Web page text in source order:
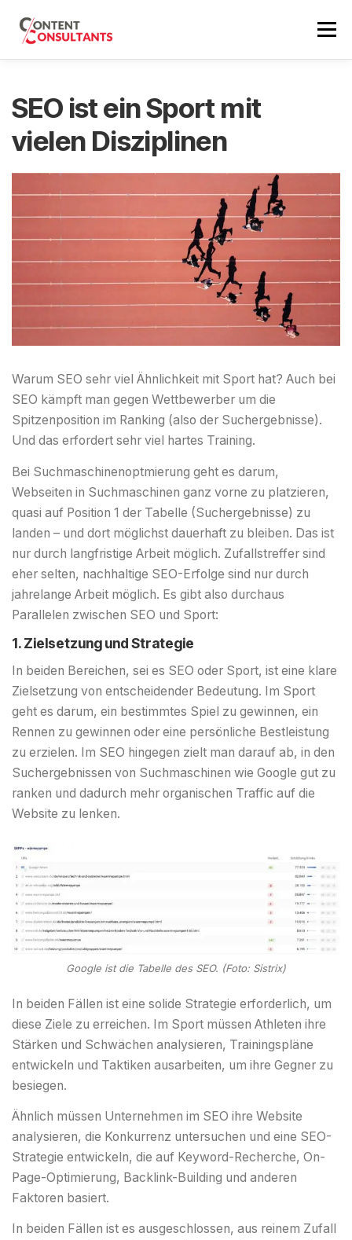
Inhalt
springen
Menü
ÜBER MICH SEO NEWS ERSTGESPRÄCH
SEO ist ein Sport mit
vielen Disziplinen
Warum SEO sehr viel Ähnlichkeit mit Sport hat? Auch bei
SEO kämpft man gegen Wettbewerber um die
Spitzenposition im Ranking (also der Suchergebnisse).
Und das erfordert sehr viel hartes Training.
Bei Suchmaschinenoptmierung geht es darum,
Webseiten in Suchmaschinen ganz vorne zu platzieren,
quasi auf Position 1 der Tabelle (Suchergebnisse) zu
landen – und dort möglichst dauerhaft zu bleiben. Das ist
nur durch langfristige Arbeit möglich. Zufallstreffer sind
eher selten, nachhaltige SEO-Erfolge sind nur durch
jahrelange Arbeit möglich. Es gibt also durchaus
Parallelen zwischen SEO und Sport:
1. Zielsetzung und Strategie
In beiden Bereichen, sei es SEO oder Sport, ist eine klare
Zielsetzung von entscheidender Bedeutung. Im Sport
geht es darum, ein bestimmtes Spiel zu gewinnen, ein
Rennen zu gewinnen oder eine persönliche Bestleistung
zu erzielen. Im SEO hingegen zielt man darauf ab, in den
Suchergebnissen von Suchmaschinen wie Google gut zu
ranken und dadurch mehr organischen Traffic auf die
Website zu lenken.
Google ist die Tabelle des SEO. (Foto: Sistrix)
In beiden Fällen ist eine solide Strategie erforderlich, um
diese Ziele zu erreichen. Im Sport müssen Athleten ihre
Stärken und Schwächen analysieren, Trainingspläne
entwickeln und Taktiken ausarbeiten, um ihre Gegner zu
besiegen.
Ähnlich müssen Unternehmen im SEO ihre Website
analysieren, die Konkurrenz untersuchen und eine SEO-
Strategie entwickeln, die auf Keyword-Recherche, On-
Page-Optimierung, Backlink-Building und anderen
Faktoren basiert.
In beiden Fällen ist es ausgeschlossen, aus reinem Zufall